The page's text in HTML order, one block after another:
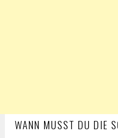
WANN MUSST DU DIE